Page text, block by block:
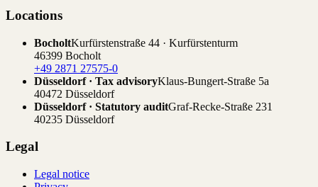
Locations
BocholtKurfürstenstraße 44 · Kurfürstenturm
46399 Bocholt
+49 2871 27575-0
Düsseldorf · Tax advisoryKlaus-Bungert-Straße 5a
40472 Düsseldorf
Düsseldorf · Statutory auditGraf-Recke-Straße 231
40235 Düsseldorf
Legal
Legal notice